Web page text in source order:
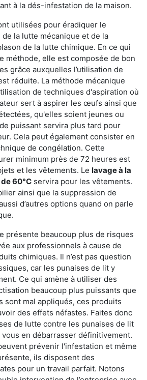
à la dés-infestation de la maison.
utilisées pour éradiquer le
la lutte mécanique et de la
de la lutte chimique. En ce qui
méthode, elle est composée de bon
grâce auxquelles l’utilisation de
réduite. La méthode mécanique
de techniques d'aspiration où
sert à aspirer les œufs ainsi que
qu'elles soient jeunes ou
puissant servira plus tard pour
Cela peut également consister en
de congélation. Cette
minimum près de 72 heures est
et les vêtements. Le lavage à la
60°C servira pour les vêtements.
ainsi que la suppression de
d’autres options quand on parle
présente beaucoup plus de risques
aux professionnels à cause de
chimiques. Il n’est pas question
car les punaises de lit y
Ce qui amène à utiliser des
beaucoup plus puissants que
sont mal appliqués, ces produits
des effets néfastes. Faites donc
de lutte contre les punaises de lit
en débarrasser définitivement.
prévenir l'infestation et même
ils disposent des
pour un travail parfait. Notons